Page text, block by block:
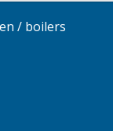
/ boilers